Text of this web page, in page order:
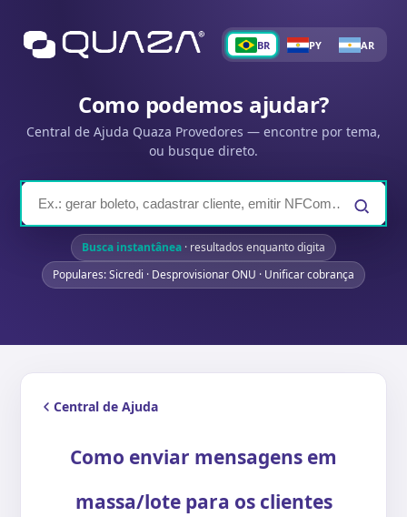
BR PY AR
Como podemos ajudar?
Central de Ajuda Quaza Provedores — encontre por tema,
ou busque direto.
Busca instantânea · resultados enquanto digita
Populares: Sicredi · Desprovisionar ONU · Unificar cobrança
Central de Ajuda
Como enviar mensagens em
massa/lote para os clientes